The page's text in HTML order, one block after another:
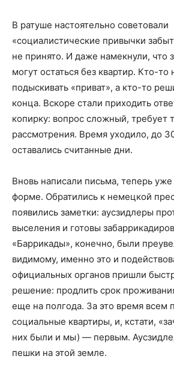
В ратуше настоятельно советовали
«социалистические привычки
не принято. И даже намекнули, что
могут остаться без квартир. Кто-
подыскивать «приват», а кто-то
конца. Вскоре стали приходить
копирку: вопрос сложный, требует
рассмотрения. Время уходило, до
оставались считанные дни.
Вновь написали письма, теперь уже
форме. Обратились к немецкой
появились заметки: аусзидлеры
выселения и готовы
«Баррикады», конечно, были
видимому, именно это и
официальных органов пришли
решение: продлить срок
еще на полгода. За это время всем
социальные квартиры, и, кстати,
них были и мы) — первым.
пешки на этой земле.